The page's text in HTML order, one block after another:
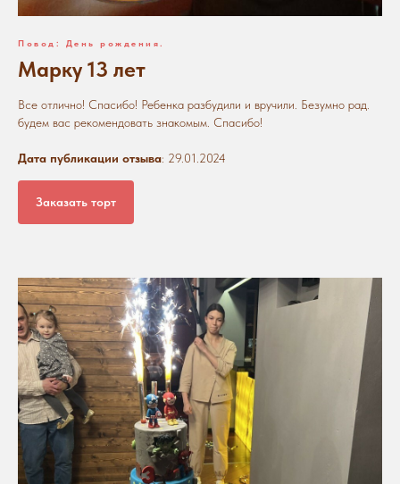
Повод: День рождения.
Марку 13 лет
Все отлично! Спасибо! Ребенка разбудили и вручили. Безумно рад.
будем вас рекомендовать знакомым. Спасибо!
Дата публикации отзыва: 29.01.2024
Заказать торт